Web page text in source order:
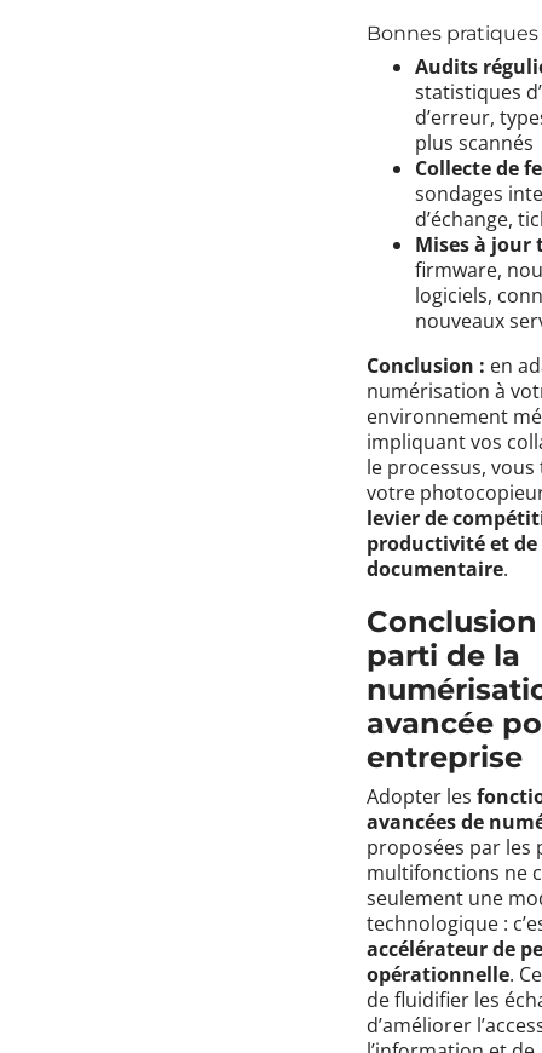
Bonnes pratiques
Audits
statistiques
d’erreur,
plus scannés
Collecte de
sondages
d’échange,
Mises à jour
firmware,
logiciels,
nouveaux
Conclusion : en
numérisation à
environnement
impliquant vos
le processus,
votre
levier de
productivité et
documentaire.
parti de la
avancée
entreprise
Adopter les
avancées de
proposées par les
multifonctions ne
seulement une
technologique :
accélérateur de
opérationnelle.
de fluidifier les
d’améliorer